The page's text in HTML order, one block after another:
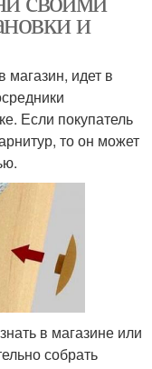
и
идет в
Если покупатель
то он может
в магазине или
собрать